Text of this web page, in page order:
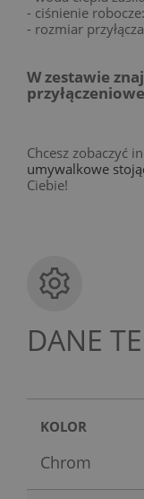
- ciśnienie
- rozmiar
W zestawie
Chcesz zobaczyć
umywalkowe
Ciebie!
DANE
KOLOR
Chrom